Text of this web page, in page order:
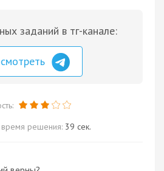
заданий в тг-канале:
решения: 39 сек.